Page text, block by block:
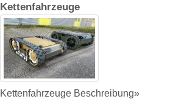
Kettenfahrzeuge
Kettenfahrzeuge Beschreibung»